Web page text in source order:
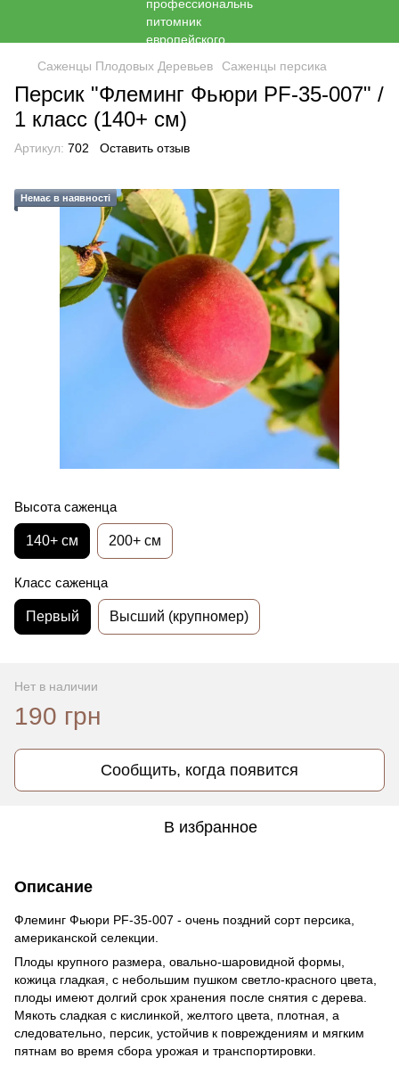
Саженцы Плодовых Деревьев Саженцы персика
Персик "Флеминг Фьюри PF-35-007" /
1 класс (140+ см)
Артикул: 702 Оставить отзыв
Немає в наявності
Высота саженца
140+ см 200+ см
Класс саженца
Первый Высший (крупномер)
Нет в наличии
190 грн
Сообщить, когда появится
В избранное
Описание
Флеминг Фьюри PF-35-007 - очень поздний сорт персика,
американской селекции.
Плоды крупного размера, овально-шаровидной формы,
кожица гладкая, с небольшим пушком светло-красного цвета,
плоды имеют долгий срок хранения после снятия с дерева.
Мякоть сладкая с кислинкой, желтого цвета, плотная, а
следовательно, персик, устойчив к повреждениям и мягким
пятнам во время сбора урожая и транспортировки.